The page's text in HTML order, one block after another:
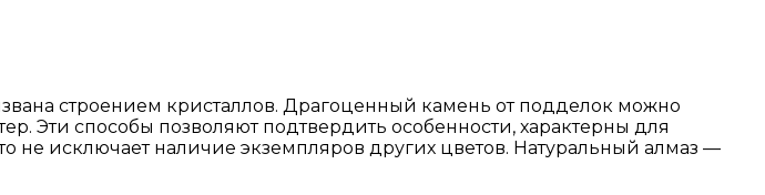
строением кристаллов. Драгоценный камень от подделок можно
Эти способы позволяют подтвердить особенности, характерны для
не исключает наличие экземпляров других цветов. Натуральный алмаз —